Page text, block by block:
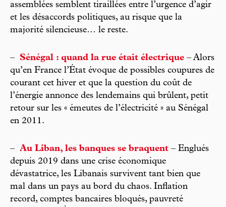
assemblées semblent tiraillées entre l’urgence d’agir
et les désaccords politiques, au risque que la
majorité silencieuse… le reste.
– Sénégal : quand la rue était électrique – Alors
qu’en France l’État évoque de possibles coupures de
courant cet hiver et que la question du coût de
l’énergie annonce des lendemains qui brûlent, petit
retour sur les « émeutes de l’électricité » au Sénégal
en 2011.
– Au Liban, les banques se braquent – Englués
depuis 2019 dans une crise économique
dévastatrice, les Libanais survivent tant bien que
mal dans un pays au bord du chaos. Inflation
record, comptes bancaires bloqués, pauvreté